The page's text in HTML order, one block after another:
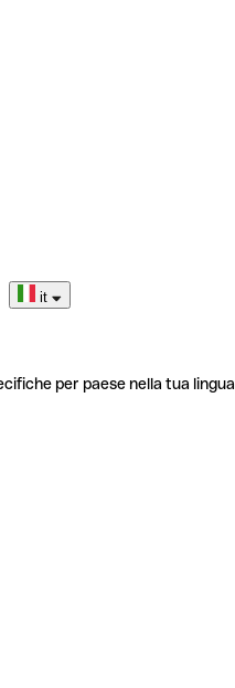
it
per paese nella tua lingua